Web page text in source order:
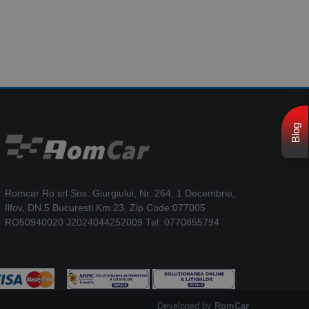
Romcar Ro srl Sos. Giurgiului, Nr. 264, 1 Decembrie,
Ilfov, DN.5 Bucuresti Km.23, Zip Code:077005
RO50940020 J2024044252009 Tel: 0770855794
Developed by RomCar
Blog